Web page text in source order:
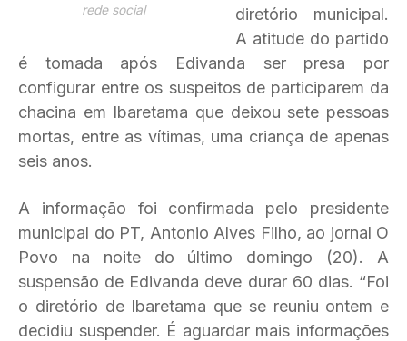
rede social
diretório municipal.
A atitude do partido
é tomada após Edivanda ser presa por
configurar entre os suspeitos de participarem da
chacina em Ibaretama que deixou sete pessoas
mortas, entre as vítimas, uma criança de apenas
seis anos.
A informação foi confirmada pelo presidente
municipal do PT, Antonio Alves Filho, ao jornal O
Povo na noite do último domingo (20). A
suspensão de Edivanda deve durar 60 dias. “Foi
o diretório de Ibaretama que se reuniu ontem e
decidiu suspender. É aguardar mais informações